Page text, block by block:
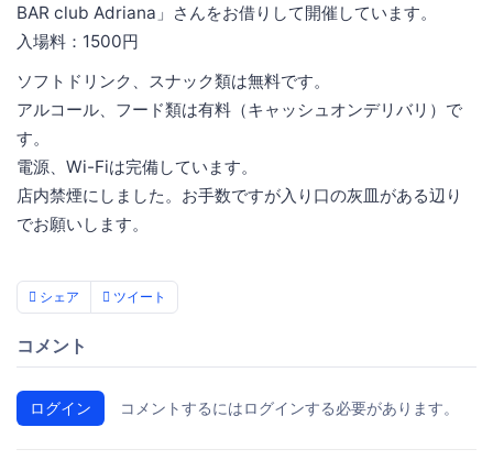
BAR club Adriana」さんをお借りして開催しています。
入場料：1500円
ソフトドリンク、スナック類は無料です。
アルコール、フード類は有料（キャッシュオンデリバリ）で
す。
電源、Wi-Fiは完備しています。
店内禁煙にしました。お手数ですが入り口の灰皿がある辺り
でお願いします。
シェア ツイート
コメント
ログイン コメントするにはログインする必要があります。